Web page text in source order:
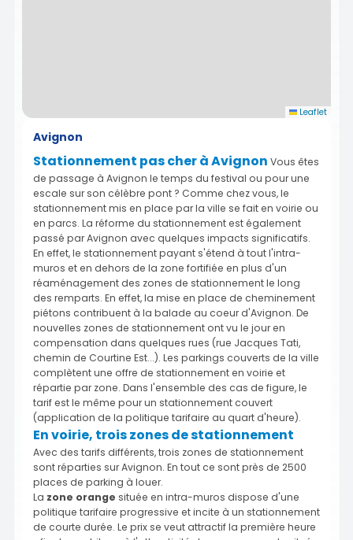
Leaflet
Avignon
Stationnement pas cher à Avignon Vous êtes
de passage à Avignon le temps du festival ou pour une
escale sur son célèbre pont ? Comme chez vous, le
stationnement mis en place par la ville se fait en voirie ou
en parcs. La réforme du stationnement est également
passé par Avignon avec quelques impacts significatifs.
En effet, le stationnement payant s'étend à tout l'intra-
muros et en dehors de la zone fortifiée en plus d'un
réaménagement des zones de stationnement le long
des remparts. En effet, la mise en place de cheminement
piétons contribuent à la balade au coeur d'Avignon. De
nouvelles zones de stationnement ont vu le jour en
compensation dans quelques rues (rue Jacques Tati,
chemin de Courtine Est...). Les parkings couverts de la ville
complètent une offre de stationnement en voirie et
répartie par zone. Dans l'ensemble des cas de figure, le
tarif est le même pour un stationnement couvert
(application de la politique tarifaire au quart d'heure).
En voirie, trois zones de stationnement
Avec des tarifs différents, trois zones de stationnement
sont réparties sur Avignon. En tout ce sont près de 2500
places de parking à louer.
La zone orange située en intra-muros dispose d'une
politique tarifaire progressive et incite à un stationnement
de courte durée. Le prix se veut attractif la première heure